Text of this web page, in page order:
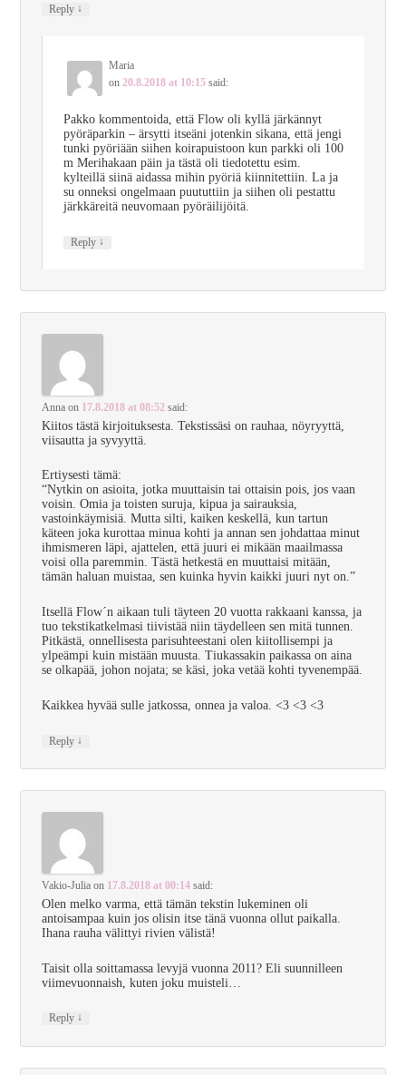
Reply ↓
Maria
on 20.8.2018 at 10:15 said:
Pakko kommentoida, että Flow oli kyllä järkännyt
pyöräparkin – ärsytti itseäni jotenkin sikana, että jengi
tunki pyöriään siihen koirapuistoon kun parkki oli 100
m Merihakaan päin ja tästä oli tiedotettu esim.
kylteillä siinä aidassa mihin pyöriä kiinnitettiin. La ja
su onneksi ongelmaan puututtiin ja siihen oli pestattu
järkkäreitä neuvomaan pyöräilijöitä.
Reply ↓
Anna on 17.8.2018 at 08:52 said:
Kiitos tästä kirjoituksesta. Tekstissäsi on rauhaa, nöyryyttä,
viisautta ja syvyyttä.
Ertiysesti tämä:
“Nytkin on asioita, jotka muuttaisin tai ottaisin pois, jos vaan
voisin. Omia ja toisten suruja, kipua ja sairauksia,
vastoinkäymisiä. Mutta silti, kaiken keskellä, kun tartun
käteen joka kurottaa minua kohti ja annan sen johdattaa minut
ihmismeren läpi, ajattelen, että juuri ei mikään maailmassa
voisi olla paremmin. Tästä hetkestä en muuttaisi mitään,
tämän haluan muistaa, sen kuinka hyvin kaikki juuri nyt on.”
Itsellä Flow´n aikaan tuli täyteen 20 vuotta rakkaani kanssa, ja
tuo tekstikatkelmasi tiivistää niin täydelleen sen mitä tunnen.
Pitkästä, onnellisesta parisuhteestani olen kiitollisempi ja
ylpeämpi kuin mistään muusta. Tiukassakin paikassa on aina
se olkapää, johon nojata; se käsi, joka vetää kohti tyvenempää.
Kaikkea hyvää sulle jatkossa, onnea ja valoa. <3 <3 <3
Reply ↓
Vakio-Julia on 17.8.2018 at 00:14 said:
Olen melko varma, että tämän tekstin lukeminen oli
antoisampaa kuin jos olisin itse tänä vuonna ollut paikalla.
Ihana rauha välittyi rivien välistä!
Taisit olla soittamassa levyjä vuonna 2011? Eli suunnilleen
viimevuonnaish, kuten joku muisteli…
Reply ↓